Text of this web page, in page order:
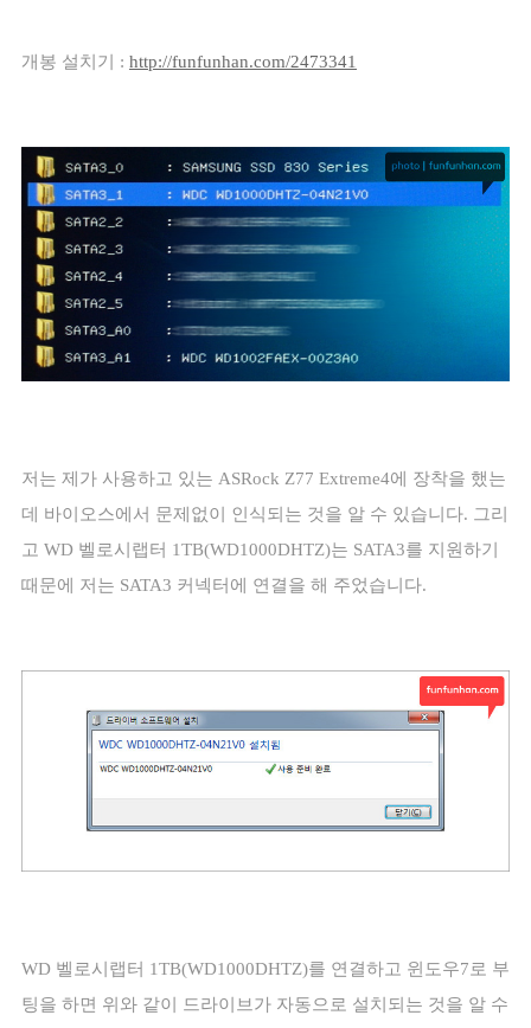
개봉 설치기 : http://funfunhan.com/2473341
저는 제가 사용하고 있는 ASRock Z77 Extreme4에 장착을 했는
데 바이오스에서 문제없이 인식되는 것을 알 수 있습니다. 그리
고 WD 벨로시랩터 1TB(WD1000DHTZ)는 SATA3를 지원하기
때문에 저는 SATA3 커넥터에 연결을 해 주었습니다.
WD 벨로시랩터 1TB(WD1000DHTZ)를 연결하고 윈도우7로 부
팅을 하면 위와 같이 드라이브가 자동으로 설치되는 것을 알 수